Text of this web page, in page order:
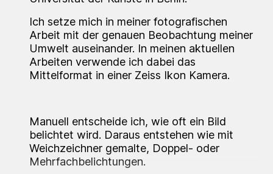
Ich setze mich in meiner fotografischen
Arbeit mit der genauen Beobachtung meiner
Umwelt auseinander. In meinen aktuellen
Arbeiten verwende ich dabei das
Mittelformat in einer Zeiss Ikon Kamera.
Manuell entscheide ich, wie oft ein Bild
belichtet wird. Daraus entstehen wie mit
Weichzeichner gemalte, Doppel- oder
Mehrfachbelichtungen.